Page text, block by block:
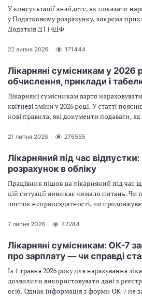
У консультації знайдете, як показати
у Податковому розрахунку, зокрема
Додатків Д1 і 4ДФ
22 липня 2026 171444
Лікарняні сумісникам у 2026
обчислення, приклади і
Лікарняні сумісникам варто
квітневі зміни у 2026 році. У статті
нові правила, які документи подавати,
сумісництвом
21 липня 2026 276555
Лікарняний під час відпустки:
розрахунок в обліку
Працівник пішов на лікарняний під час
цій ситуації виникає чимало питань. Чи
листок непрацездатності, чи
оплати відпустки через лікарняний чи ні.
7 липня 2026 47284
Лікарняні сумісникам: ОК-7
про зарплату — чи справді
Із 1 травня 2026 року для нарахування
дозволили використовувати дані з
осіб. Однак інформація з форми ОК-7 не